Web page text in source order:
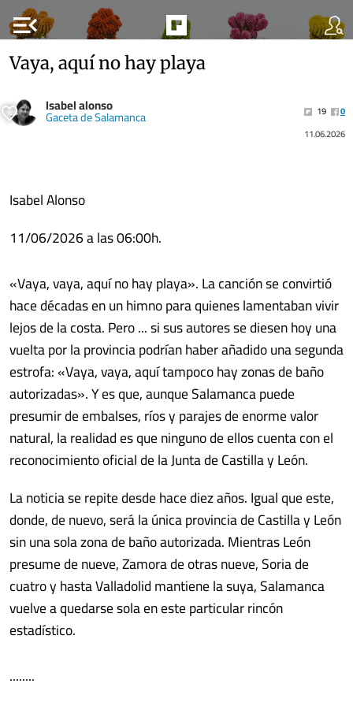
menu_open
Vaya, aquí no hay playa
Isabel alonso
Gaceta de Salamanca 19
0
11.06.2026
Isabel Alonso
11/06/2026 a las 06:00h.
«Vaya, vaya, aquí no hay playa». La canción se convirtió
hace décadas en un himno para quienes lamentaban vivir
lejos de la costa. Pero ... si sus autores se diesen hoy una
vuelta por la provincia podrían haber añadido una segunda
estrofa: «Vaya, vaya, aquí tampoco hay zonas de baño
autorizadas». Y es que, aunque Salamanca puede
presumir de embalses, ríos y parajes de enorme valor
natural, la realidad es que ninguno de ellos cuenta con el
reconocimiento oficial de la Junta de Castilla y León.
La noticia se repite desde hace diez años. Igual que este,
donde, de nuevo, será la única provincia de Castilla y León
sin una sola zona de baño autorizada. Mientras León
presume de nueve, Zamora de otras nueve, Soria de
cuatro y hasta Valladolid mantiene la suya, Salamanca
vuelve a quedarse sola en este particular rincón
estadístico.
........